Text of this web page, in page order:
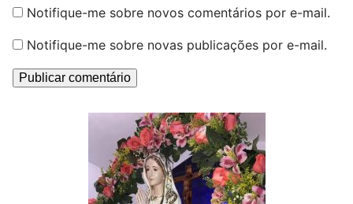
Notifique-me sobre novos comentários por e-mail.
Notifique-me sobre novas publicações por e-mail.